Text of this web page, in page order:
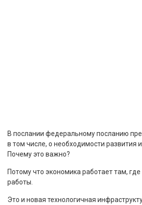
В послании федеральному посланию
в том числе, о необходимости развития
Почему это важно?
Потому что экономика работает там,
работы.
Это и новая технологичная